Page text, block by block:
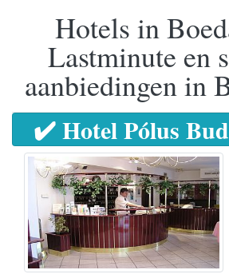
Hotels in
Lastminute en
aanbiedingen in
✔️ Hotel Pólus